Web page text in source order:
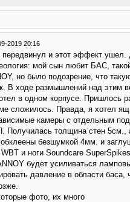
2019 20:16
передвинул и этот эффект
мой сын любит БАС,
но было подозрение, что
В ходе размышлений над этим
в одном корпусе. Пришлось
сложилось. Правда, я хотел
камеры с отдельным
толщина стен 5см.,
безшумкой 4мм. и
и ноги Soundcare
будет усиливаться
давление в области
фото, их много